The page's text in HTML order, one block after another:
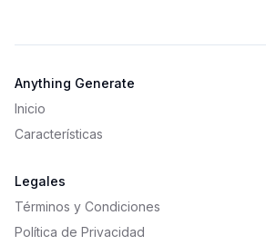
Anything Generate
Inicio
Características
Legales
Términos y Condiciones
Política de Privacidad